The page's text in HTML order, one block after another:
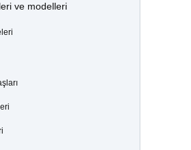
ve modelleri